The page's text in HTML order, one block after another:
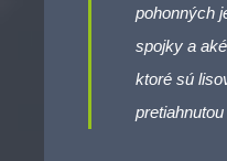
pohonných
spojky a
ktoré sú